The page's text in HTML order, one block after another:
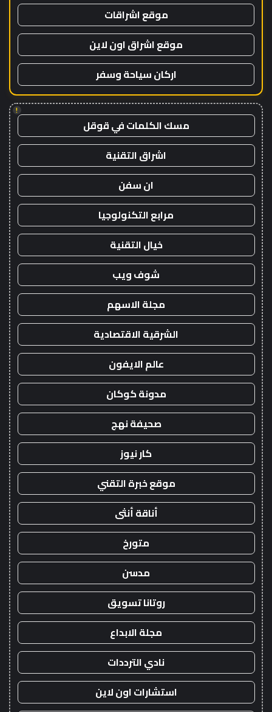
موقع اشراقات
موقع اشراق اون لاين
اركان سياحة وسفر
!
مسك الكلمات في قوقل
اشراق التقنية
ان سفن
مرابع التكنولوجيا
خيال التقنية
شوف ويب
مجلة الاسهم
الشرقية الاقتصادية
عالم الايفون
مدونة كوكان
صحيفة نهج
كار نيوز
موقع خبرة التقني
أناقة أنثى
متورخ
مدسن
روتانا تسويق
مجلة الابداع
نادي الترددات
استشارات اون لاين